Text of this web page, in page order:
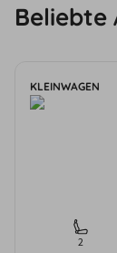
Beliebte
KLEINWAGEN
2